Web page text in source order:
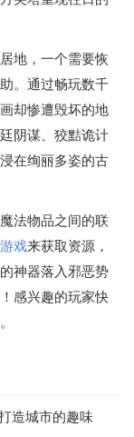
地，一个需要恢
。通过畅玩数千
却惨遭毁坏的地
阴谋、狡黠诡计
在绚丽多姿的古
法物品之间的联
戏来获取资源，
神器落入邪恶势
感兴趣的玩家快
造城市的趣味